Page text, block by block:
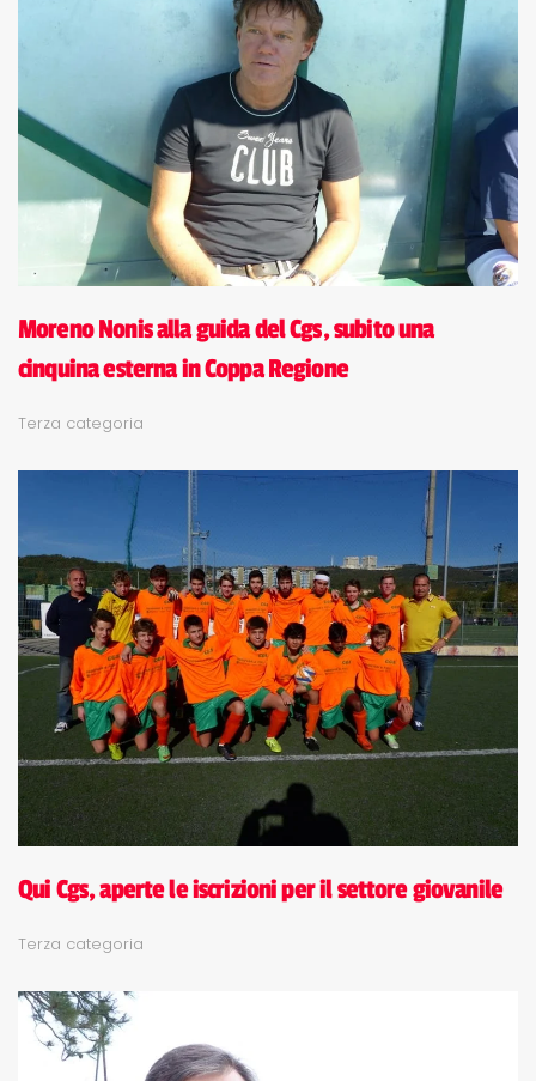
Moreno Nonis alla guida del Cgs, subito una
cinquina esterna in Coppa Regione
Terza categoria
Qui Cgs, aperte le iscrizioni per il settore giovanile
Terza categoria